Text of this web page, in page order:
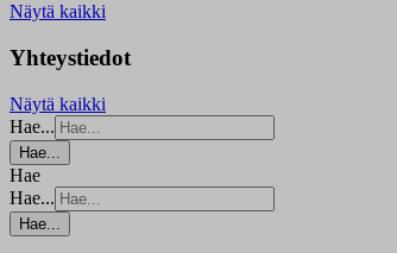
Näytä kaikki
Yhteystiedot
Näytä kaikki
Hae...
Hae...
Hae
Hae...
Hae...